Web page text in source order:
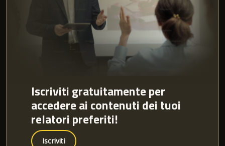
Iscriviti gratuitamente per
accedere ai contenuti dei tuoi
relatori preferiti!
Iscriviti